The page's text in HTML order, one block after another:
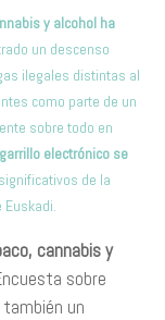
y alcohol ha
un descenso
ilegales distintas al
como parte de un
sobre todo en
electrónico se
de la
cannabis y
sobre
un